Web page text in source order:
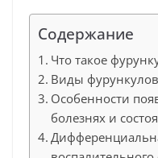
Содержание
Что такое
Виды
Особенности
болезнях и